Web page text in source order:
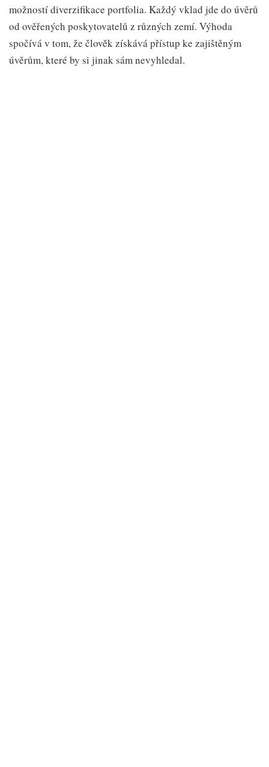
možností diverzifikace portfolia. Každý vklad jde do úvěrů
od ověřených poskytovatelů z různých zemí. Výhoda
spočívá v tom, že člověk získává přístup ke zajištěným
úvěrům, které by si jinak sám nevyhledal.